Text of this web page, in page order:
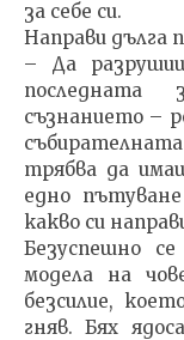
за себе си.
Направи дълга
– Да
послед­ната
съзнанието –
трябва да
едно
какво си
Безуспешно
модела на
безсилие,
гняв. Бях